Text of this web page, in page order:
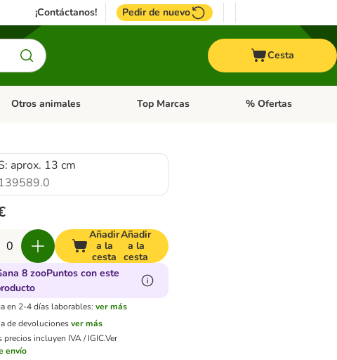
¡Contáctanos! Pedir de nuevo
Cesta
Roedores y +
Menú de categoria abierto: Pájaros
Otros animales Menú de categoria abierto: Otros animales
Top Marcas Menú de categoria
% Ofertas
aprox. 13 cm
139589.0
Añadir
a la
cesta
Añadir
a la
cesta
8 zooPuntos con este
en 2-4 días laborables: ver más
de devolucionesver más
precios incluyen IVA / IGIC.Ver
envío